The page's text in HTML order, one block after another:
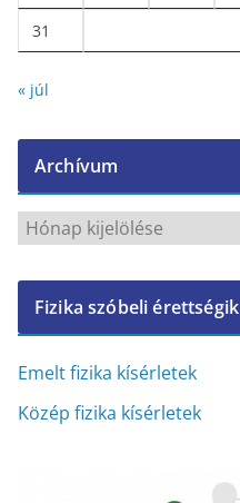
31
« júl
Archívum
c
í
v
m
Fizika szóbeli érettségik
Emelt fizika kísérletek
Közép fizika kísérletek